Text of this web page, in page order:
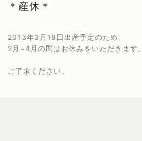
＊産休＊
2013年3月18日出産予定のため、
2月~4月の間はお休みをいただきます。
ご了承ください。